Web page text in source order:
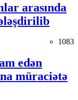
arasında
1083
edən
müraciətə